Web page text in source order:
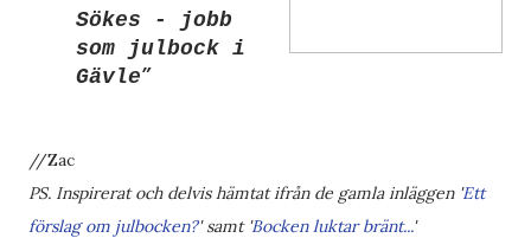
Sökes - jobb
som julbock i
Gävle
//Zac
PS. Inspirerat och delvis hämtat ifrån de gamla inläggen 'Ett
förslag om julbocken?' samt 'Bocken luktar bränt...'